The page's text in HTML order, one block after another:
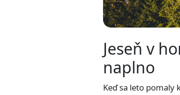
Jeseň v
naplno
Keď sa leto pomaly